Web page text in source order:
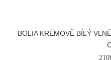
BOLIA KRÉMOVĚ BÍLÝ